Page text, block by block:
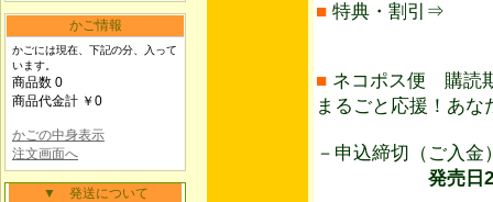
かご情報
かごには現在、下記の分、入って
います。
商品数 0
商品代金計 ￥0
かごの中身表示
注文画面へ
▼ 発送について
■ 特典・割引
■ ネコポス便 購読
まるごと応援！あな
－申込締切（ご入
発売日25日前